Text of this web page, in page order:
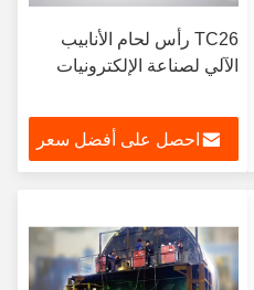
TC26 رأس لحام الأنابيب
الآلي لصناعة الإلكترونيات
احصل على أفضل سعر